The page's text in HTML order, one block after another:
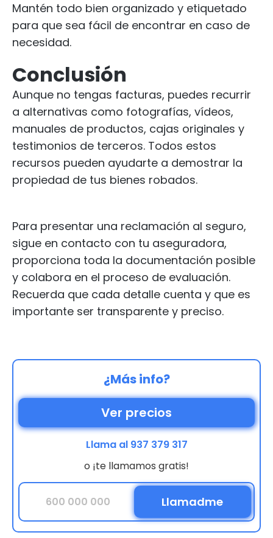
Mantén todo bien organizado y etiquetado
para que sea fácil de encontrar en caso de
necesidad.
Conclusión
Aunque no tengas facturas, puedes recurrir
a alternativas como fotografías, vídeos,
manuales de productos, cajas originales y
testimonios de terceros. Todos estos
recursos pueden ayudarte a demostrar la
propiedad de tus bienes robados.
Para presentar una reclamación al seguro,
sigue en contacto con tu aseguradora,
proporciona toda la documentación posible
y colabora en el proceso de evaluación.
Recuerda que cada detalle cuenta y que es
importante ser transparente y preciso.
¿Más info?
Ver precios
Llama al 937 379 317
o ¡te llamamos gratis!